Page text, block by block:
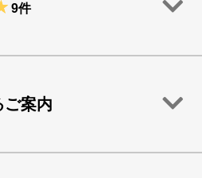
9件
ご案内